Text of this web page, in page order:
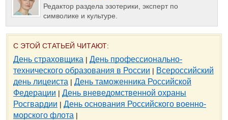
Редактор раздела эзотерики, эксперт по
символике и культуре.
С ЭТОЙ СТАТЬЕЙ ЧИТАЮТ:
День страховщика | День профессионально-
технического образования в России | Всероссийский
день лицеиста | День таможенника Российской
Федерации | День вневедомственной охраны
Росгвардии | День основания Российского военно-
морского флота |